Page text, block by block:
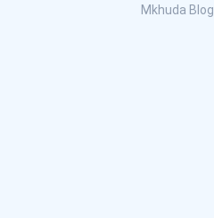
Mkhuda Blog